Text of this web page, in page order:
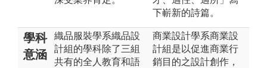
下嶄新的詩篇。
學科
意涵
織品服裝學系織品設
計組的學科除了三組
共有的全人教育和語
商業設計學系商業設
計組是以促進商業行
銷目的之設計創作，